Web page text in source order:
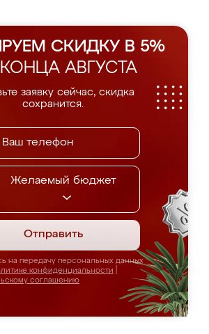
СКИДКУ В 5%
АВГУСТА
заявку сейчас, скидка
сохранится.
Желаемый бюджет
Отправить
на передачу персональных данных
конфиденциальности
соглашению